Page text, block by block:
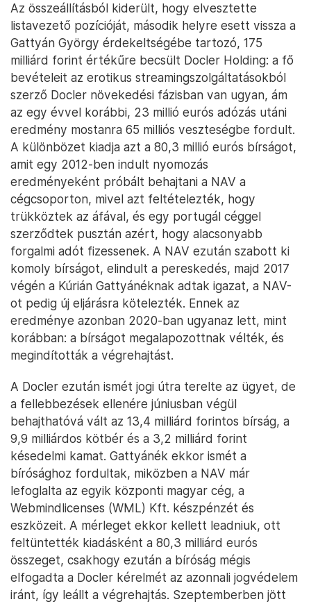
Az összeállításból kiderült, hogy elvesztette
listavezető pozícióját, második helyre esett vissza a
Gattyán György érdekeltségébe tartozó, 175
milliárd forint értékűre becsült Docler Holding: a fő
bevételeit az erotikus streamingszolgáltatásokból
szerző Docler növekedési fázisban van ugyan, ám
az egy évvel korábbi, 23 millió eurós adózás utáni
eredmény mostanra 65 milliós veszteségbe fordult.
A különbözet kiadja azt a 80,3 millió eurós bírságot,
amit egy 2012-ben indult nyomozás
eredményeként próbált behajtani a NAV a
cégcsoporton, mivel azt feltételezték, hogy
trükköztek az áfával, és egy portugál céggel
szerződtek pusztán azért, hogy alacsonyabb
forgalmi adót fizessenek. A NAV ezután szabott ki
komoly bírságot, elindult a pereskedés, majd 2017
végén a Kúrián Gattyánéknak adtak igazat, a NAV-
ot pedig új eljárásra kötelezték. Ennek az
eredménye azonban 2020-ban ugyanaz lett, mint
korábban: a bírságot megalapozottnak vélték, és
megindították a végrehajtást.
A Docler ezután ismét jogi útra terelte az ügyet, de
a fellebbezések ellenére júniusban végül
behajthatóvá vált az 13,4 milliárd forintos bírság, a
9,9 milliárdos kötbér és a 3,2 milliárd forint
késedelmi kamat. Gattyánék ekkor ismét a
bírósághoz fordultak, miközben a NAV már
lefoglalta az egyik központi magyar cég, a
Webmindlicenses (WML) Kft. készpénzét és
eszközeit. A mérleget ekkor kellett leadniuk, ott
feltüntették kiadásként a 80,3 milliárd eurós
összeget, csakhogy ezután a bíróság mégis
elfogadta a Docler kérelmét az azonnali jogvédelem
iránt, így leállt a végrehajtás. Szeptemberben jött